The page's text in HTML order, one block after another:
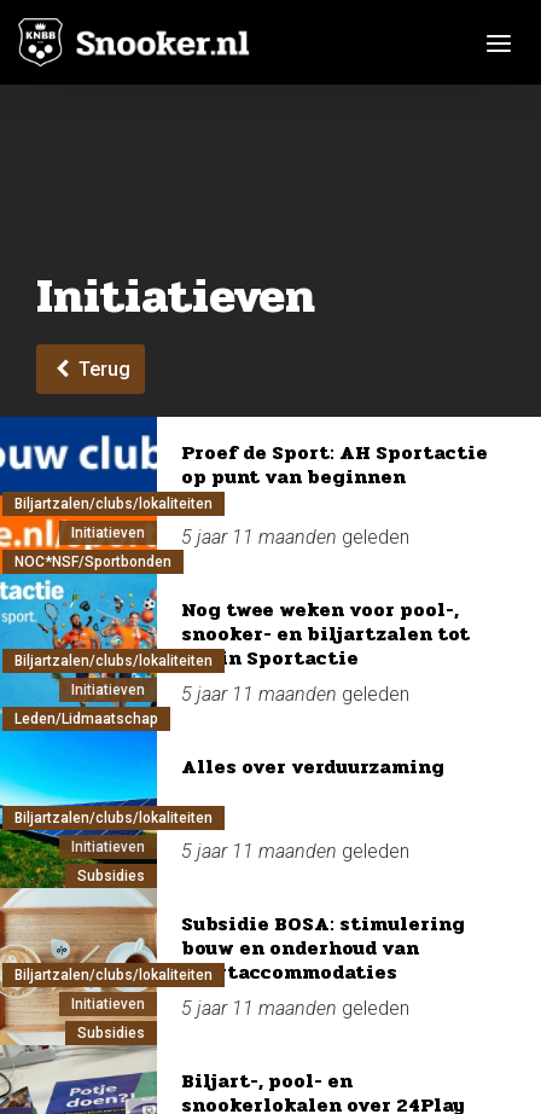
Initiatieven
Terug
Biljartzalen/clubs/lokaliteiten
Initiatieven
NOC*NSF/Sportbonden
Proef de Sport: AH Sportactie
op punt van beginnen
5 jaar 11 maanden geleden
Biljartzalen/clubs/lokaliteiten
Initiatieven
Leden/Lidmaatschap
Nog twee weken voor pool-,
snooker- en biljartzalen tot
begin Sportactie
5 jaar 11 maanden geleden
Biljartzalen/clubs/lokaliteiten
Initiatieven
Subsidies
Alles over verduurzaming
5 jaar 11 maanden geleden
Biljartzalen/clubs/lokaliteiten
Initiatieven
Subsidies
Subsidie BOSA: stimulering
bouw en onderhoud van
sportaccommodaties
5 jaar 11 maanden geleden
Biljart-, pool- en
snookerlokalen over 24Play